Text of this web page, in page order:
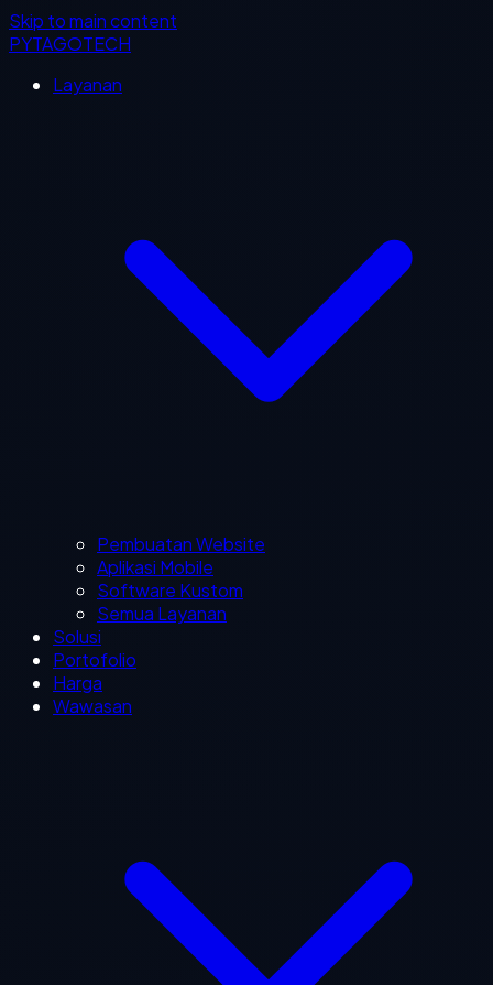
Skip to main content
PYTAGOTECH
Layanan
Pembuatan Website
Aplikasi Mobile
Software Kustom
Semua Layanan
Solusi
Portofolio
Harga
Wawasan